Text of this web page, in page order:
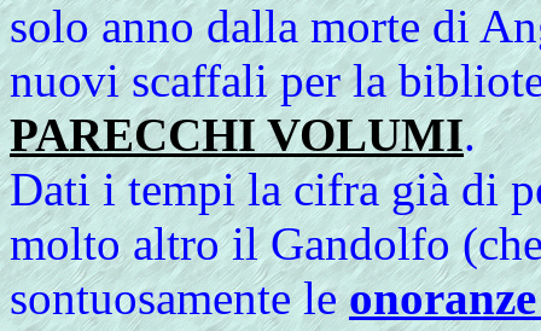
solo anno dalla morte di
nuovi scaffali per la
PARECCHI VOLUMI.
Dati i tempi la cifra già di
molto altro il Gandolfo
sontuosamente le